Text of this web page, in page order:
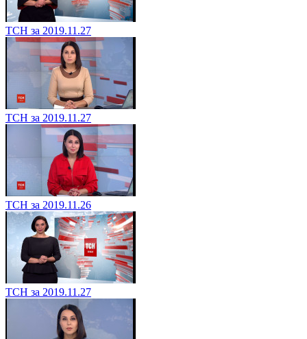
ТСН за 2019.11.27
ТСН за 2019.11.27
ТСН за 2019.11.26
ТСН за 2019.11.27